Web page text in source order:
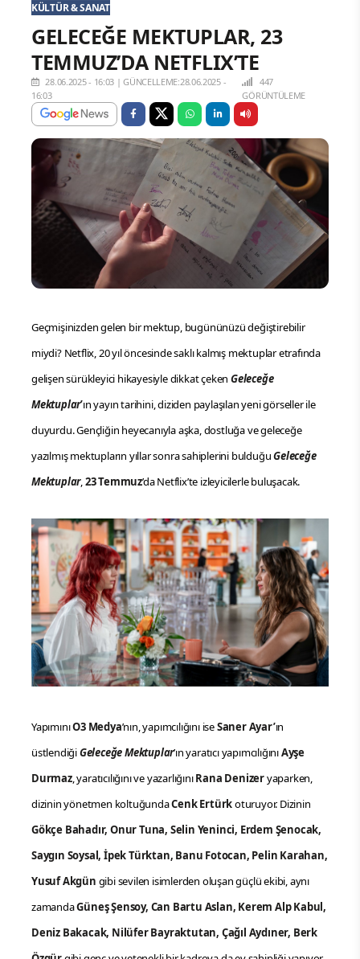
KÜLTÜR & SANAT
GELECEĞE MEKTUPLAR, 23
TEMMUZ’DA NETFLIX’TE
28.06.2025 - 16:03 |GÜNCELLEME:28.06.2025 -
16:03
447
GÖRÜNTÜLEME
Geçmişinizden gelen bir mektup, bugününüzü değiştirebilir
miydi? Netflix, 20 yıl öncesinde saklı kalmış mektuplar etrafında
gelişen sürükleyici hikayesiyle dikkat çekenGeleceğe
Mektuplar’ınyayın tarihini, diziden paylaşılan yeni görseller ile
duyurdu. Gençliğin heyecanıyla aşka, dostluğa ve geleceğe
yazılmış mektupların yıllar sonra sahiplerini bulduğuGeleceğe
Mektuplar,23 Temmuz’da Netflix’te izleyicilerle buluşacak.
YapımınıO3 Medya’nın, yapımcılığını iseSaner Ayar’ın
üstlendiğiGeleceğe Mektuplar’ın yaratıcı yapımcılığınıAyşe
Durmaz, yaratıcılığını ve yazarlığınıRana Denizeryaparken,
dizinin yönetmen koltuğundaCenk Ertürkoturuyor. Dizinin
Gökçe Bahadır, Onur Tuna, Selin Yeninci, Erdem Şenocak,
Saygın Soysal, İpek Türktan, Banu Fotocan, Pelin Karahan,
Yusuf Akgün gibi sevilen isimlerden oluşan güçlü ekibi, aynı
zamandaGüneş Şensoy, Can Bartu Aslan, Kerem Alp Kabul,
Deniz Bakacak, Nilüfer Bayraktutan, Çağıl Aydıner, Berk